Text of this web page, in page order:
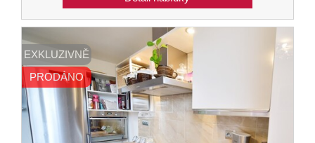
EXKLUZIVNĚ
PRODÁNO